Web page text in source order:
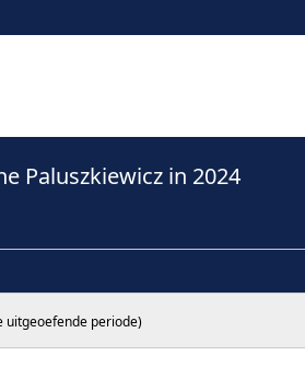
Paluszkiewicz in 2024
uitgeoefende periode)